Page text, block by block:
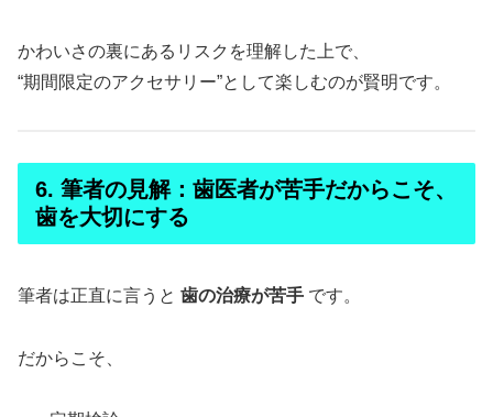
かわいさの裏にあるリスクを理解した上で、
“期間限定のアクセサリー”として楽しむのが賢明です。
6. 筆者の見解：歯医者が苦手だからこそ、
歯を大切にする
筆者は正直に言うと 歯の治療が苦手 です。
だからこそ、